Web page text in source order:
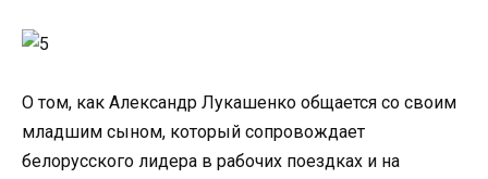
О том, как Александр Лукашенко общается со своим
младшим сыном, который сопровождает
белорусского лидера в рабочих поездках и на